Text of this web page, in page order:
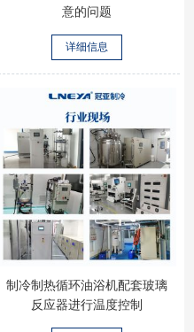
意的问题
详细信息
制冷制热循环油浴机配套玻璃
反应器进行温度控制